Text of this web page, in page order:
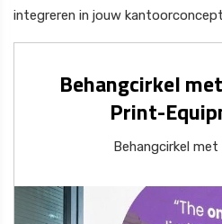
integreren in jouw
Behangcirkel
Print-
Behangcirkel